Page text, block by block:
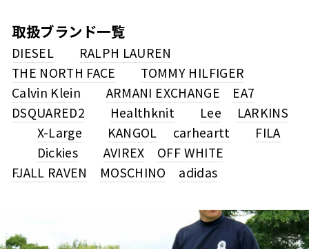
取扱ブランド一覧
DIESEL
RALPH LAUREN
THE NORTH FACE
TOMMY HILFIGER
Calvin Klein
ARMANI EXCHANGE
EA7
DSQUARED2
Healthknit Lee
LARKINS
X-Large
KANGOL carheartt
FILA
Dickies
AVIREX
OFF WHITE
FJALL RAVEN
MOSCHINO adidas